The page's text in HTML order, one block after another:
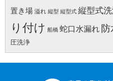
置き場 溢れ 縦型 縦型式 縦型式
り付け 船橋 蛇口水漏れ
圧洗浄